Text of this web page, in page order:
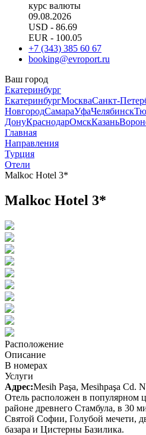
курс валюты
09.08.2026
USD - 86.69
EUR - 100.05
+7 (343) 385 60 67
booking@evroport.ru
Ваш город
Екатеринбург
ЕкатеринбургМоскваСанкт-
НовгородСамараУфаЧелябинск
ДонуКраснодарОмскКазань
Главная
Направления
Турция
Отели
Malkoc Hotel 3*
Malkoc Hotel 3*
Расположение
Описание
В номерах
Услуги
Адрес:Mesih Paşa, Mesihpaşa Cd.
Отель расположен в популярном
районе древнего Стамбула, в 30
Святой Софии, Голубой мечети,
базара и Цистерны Базилика.